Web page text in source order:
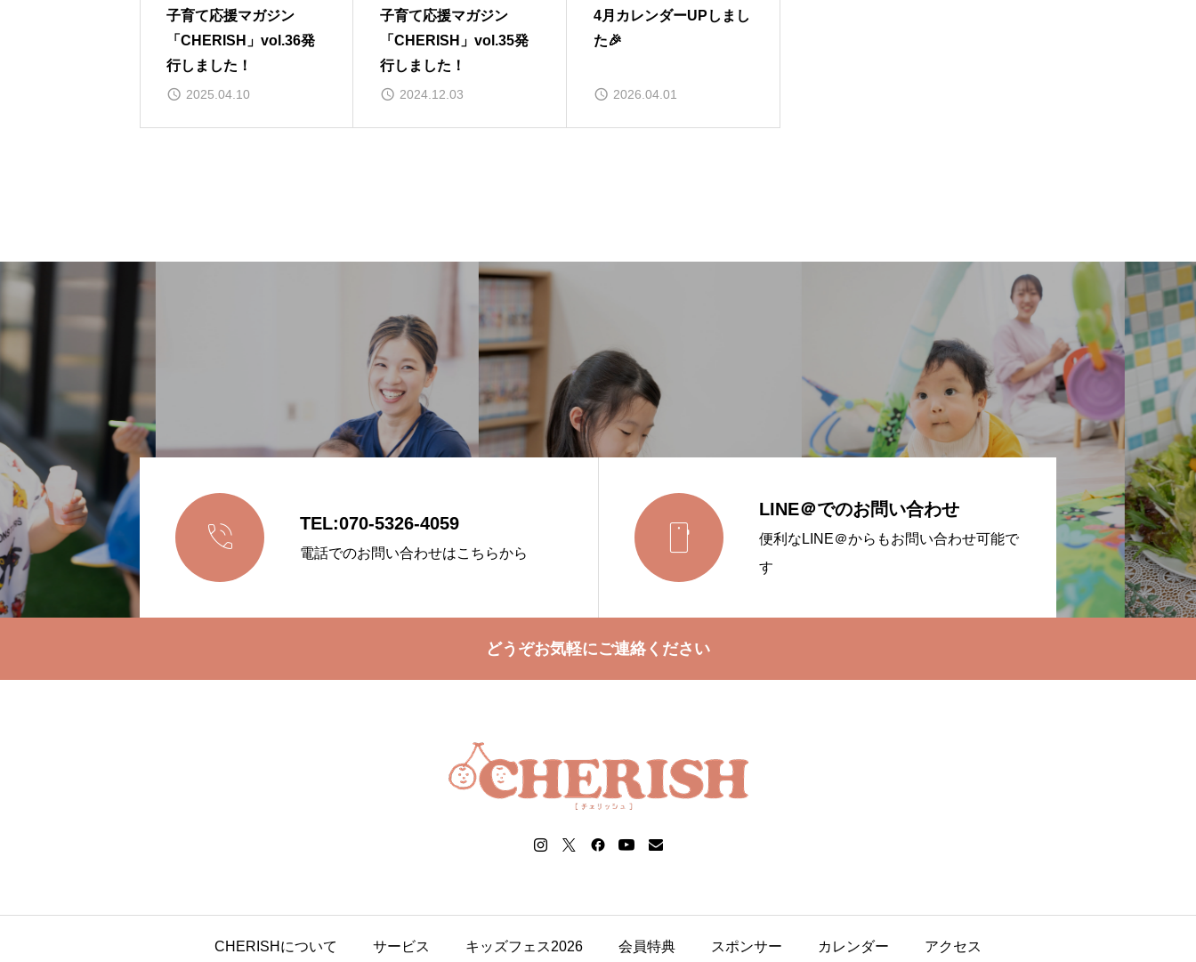
子育て応援マガジン
「CHERISH」vol.36発
行しました！
2025.04.10
子育て応援マガジン
「CHERISH」vol.35発
行しました！
2024.12.03
4月カレンダーUPしまし
た🎉
2026.04.01
 TEL:070-5326-4059
電話でのお問い合わせはこちらから 
LINE＠でのお問い合わせ
便利なLINE＠からもお問い合わせ可能で
す
どうぞお気軽にご連絡ください
CHERISHについて サービス キッズフェス2026 会員特典 スポンサー カレンダー アクセス